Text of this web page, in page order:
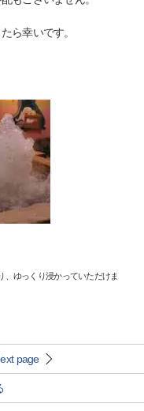
ら幸いです。
、ゆっくり浸かっていただけま
page